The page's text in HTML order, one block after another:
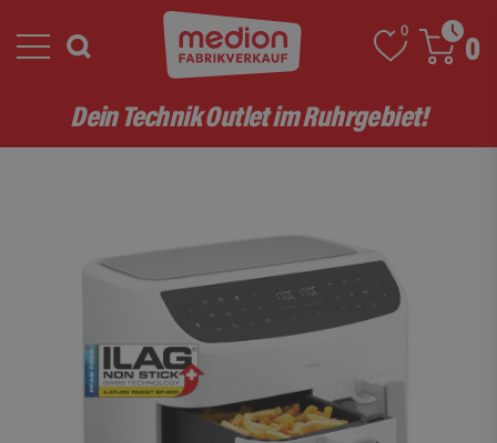
0
0
Dein Technik Outlet im Ruhrgebiet!